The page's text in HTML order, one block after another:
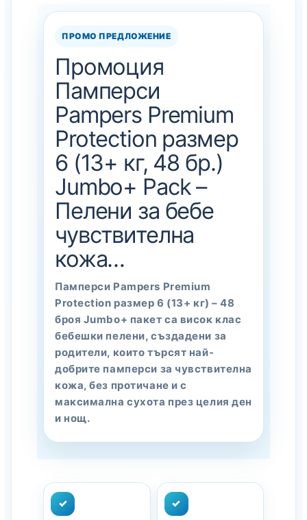
ПРОМО ПРЕДЛОЖЕНИЕ
Промоция
Памперси
Pampers Premium
Protection размер
6 (13+ кг, 48 бр.)
Jumbo+ Pack –
Пелени за бебе
чувствителна
кожа…
Памперси Pampers Premium
Protection размер 6 (13+ кг) – 48
броя Jumbo+ пакет са висок клас
бебешки пелени, създадени за
родители, които търсят най-
добрите памперси за чувствителна
кожа, без протичане и с
максимална сухота през целия ден
и нощ.
✓ ✓